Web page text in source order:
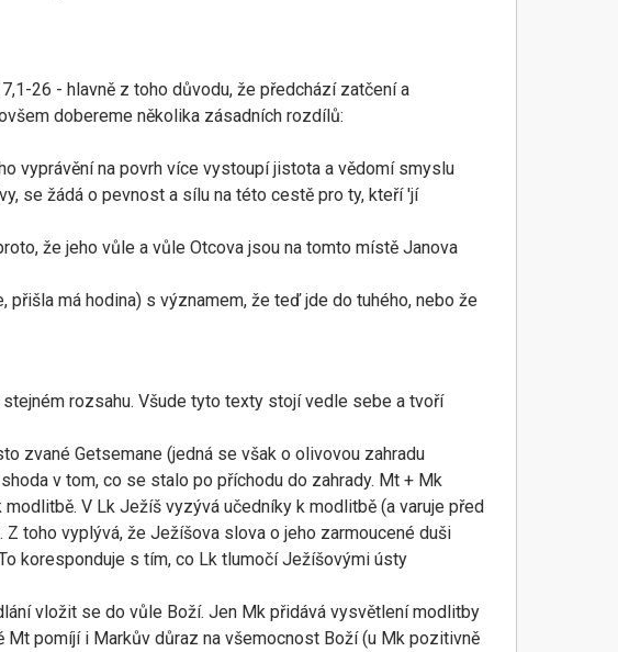
26 - hlavně z toho důvodu, že předchází zatčení a
dobereme několika zásadních rozdílů:
vyprávění na povrh více vystoupí jistota a vědomí smyslu
se žádá o pevnost a sílu na této cestě pro ty, kteří 'jí
že jeho vůle a vůle Otcova jsou na tomto místě Janova
má hodina) s významem, že teď jde do tuhého, nebo že
rozsahu. Všude tyto texty stojí vedle sebe a tvoří
zvané Getsemane (jedná se však o olivovou zahradu
v tom, co se stalo po příchodu do zahrady. Mt + Mk
V Lk Ježíš vyzývá učedníky k modlitbě (a varuje před
toho vyplývá, že Ježíšova slova o jeho zarmoucené duši
koresponduje s tím, co Lk tlumočí Ježíšovými ústy
vložit se do vůle Boží. Jen Mk přidává vysvětlení modlitby
pomíjí i Markův důraz na všemocnost Boží (u Mk pozitivně